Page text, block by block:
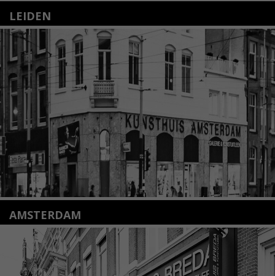
LEIDEN
Nieuwstraat 35
2312 KA Leiden
+31(0)71 – 52 84 480
info@kunsthuisleiden.nl
Lees meer
AMSTERDAM
Amstelveenseweg 135
1075 VX Amsterdam
+31 (0)20 2332546
info@kunsthuisamsterdam.nl